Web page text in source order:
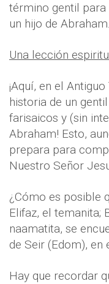
término gentil para
un hijo de Abraham.
Una lección
¡Aquí, en el
historia de un
farisaicos y (sin
Abraham! Esto,
prepara para
Nuestro Señor
¿Cómo es posible
Elifaz, el temanita;
naamatita, se
de Seir (Edom), en
Hay que recordar